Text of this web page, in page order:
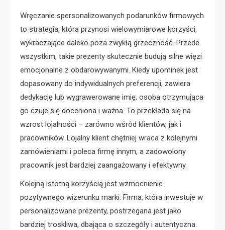
Wręczanie spersonalizowanych podarunków firmowych
to strategia, która przynosi wielowymiarowe korzyści,
wykraczające daleko poza zwykłą grzeczność. Przede
wszystkim, takie prezenty skutecznie budują silne więzi
emocjonalne z obdarowywanymi. Kiedy upominek jest
dopasowany do indywidualnych preferencji, zawiera
dedykację lub wygrawerowane imię, osoba otrzymująca
go czuje się doceniona i ważna. To przekłada się na
wzrost lojalności – zarówno wśród klientów, jak i
pracowników. Lojalny klient chętniej wraca z kolejnymi
zamówieniami i poleca firmę innym, a zadowolony
pracownik jest bardziej zaangażowany i efektywny.
Kolejną istotną korzyścią jest wzmocnienie
pozytywnego wizerunku marki. Firma, która inwestuje w
personalizowane prezenty, postrzegana jest jako
bardziej troskliwa, dbająca o szczegóły i autentyczna.